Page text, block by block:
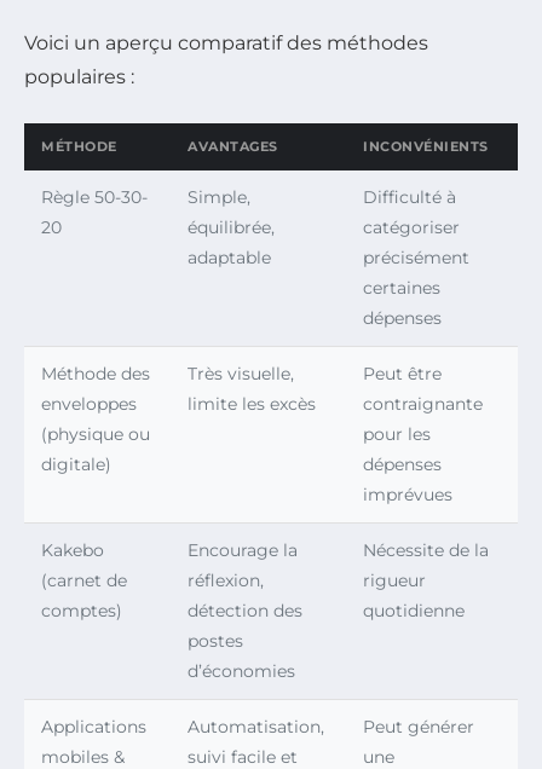
Voici un aperçu comparatif des méthodes
populaires :
MÉTHODE AVANTAGES INCONVÉNIENTS
Règle 50-30-
20
Simple,
équilibrée,
adaptable
Difficulté à
catégoriser
précisément
certaines
dépenses
Méthode des
enveloppes
(physique ou
digitale)
Très visuelle,
limite les excès
Peut être
contraignante
pour les
dépenses
imprévues
Kakebo
(carnet de
comptes)
Encourage la
réflexion,
détection des
postes
d’économies
Nécessite de la
rigueur
quotidienne
Applications
mobiles &
Automatisation,
suivi facile et
Peut générer
une